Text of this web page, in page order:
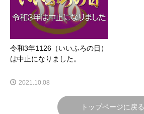
令和3年1126（いいふろの日）
は中止になりました。
2021.10.08
トップページに戻る